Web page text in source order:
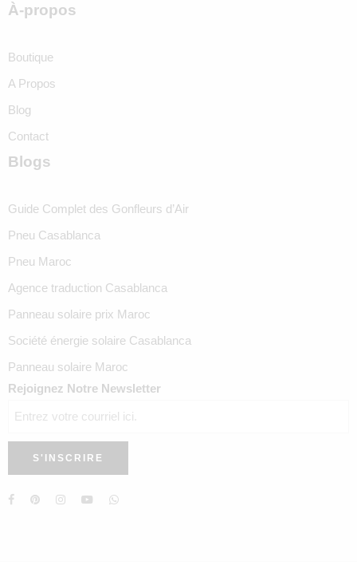
À-propos
Boutique
A Propos
Blog
Contact
Blogs
Guide Complet des Gonfleurs d’Air
Pneu Casablanca
Pneu Maroc
Agence traduction Casablanca
Panneau solaire prix Maroc
Société énergie solaire Casablanca
Panneau solaire Maroc
Rejoignez Notre Newsletter